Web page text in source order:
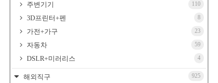
주변기기 110
3D프린터+펜 8
가전+가구 23
자동차 59
DSLR+미러리스 4
해외직구 925